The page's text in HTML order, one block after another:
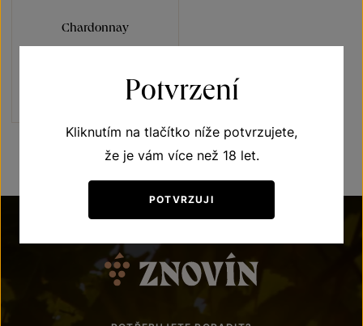
Chardonnay
Potvrzení
Kliknutím na tlačítko níže potvrzujete,
že je vám více než 18 let.
POTVRZUJI